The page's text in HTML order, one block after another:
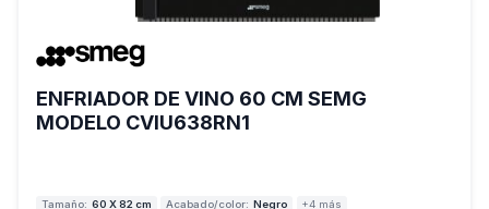
ENFRIADOR DE VINO 60 CM SEMG
MODELO CVIU638RN1
Tamaño: 60 X 82 cm Acabado/color: Negro +4 más